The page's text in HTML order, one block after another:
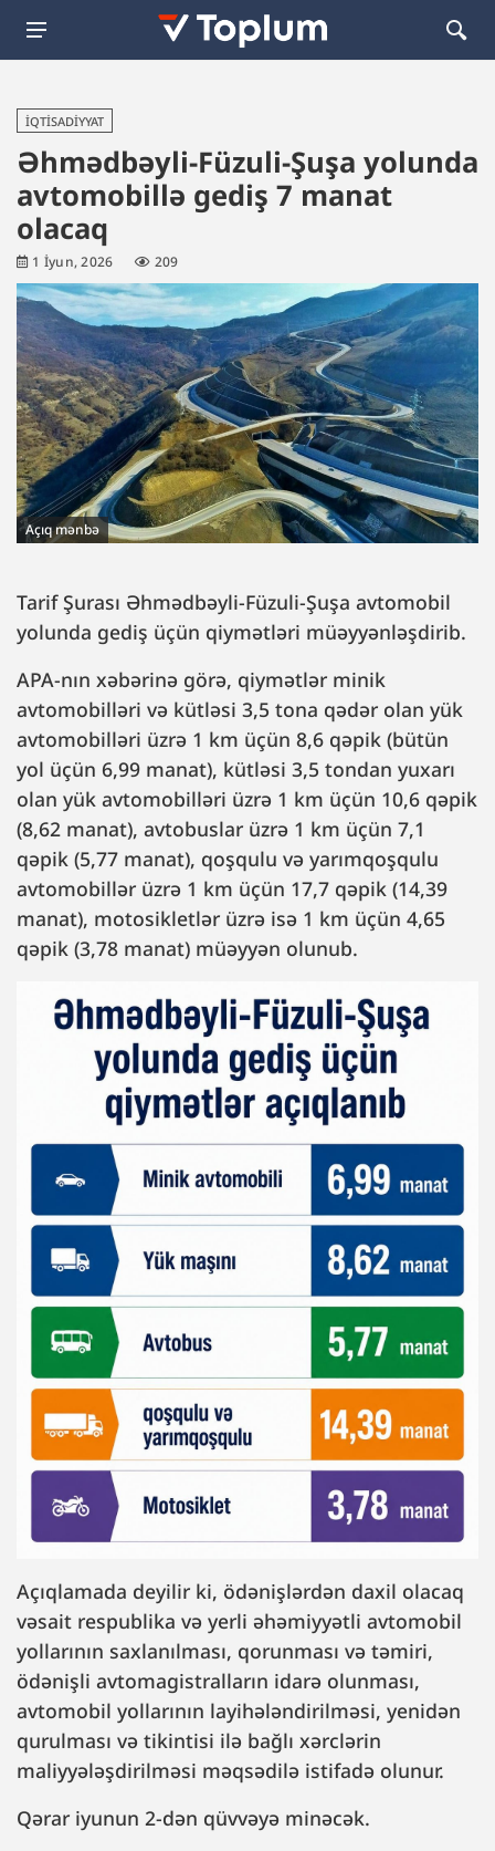
İQTISADIYYAT
Əhmədbəyli-Füzuli-Şuşa yolunda
avtomobillə gediş 7 manat
olacaq
1 İyun, 2026 209
Açıq mənbə
Tarif Şurası Əhmədbəyli-Füzuli-Şuşa avtomobil
yolunda gediş üçün qiymətləri müəyyənləşdirib.
APA-nın xəbərinə görə, qiymətlər minik
avtomobilləri və kütləsi 3,5 tona qədər olan yük
avtomobilləri üzrə 1 km üçün 8,6 qəpik (bütün
yol üçün 6,99 manat), kütləsi 3,5 tondan yuxarı
olan yük avtomobilləri üzrə 1 km üçün 10,6 qəpik
(8,62 manat), avtobuslar üzrə 1 km üçün 7,1
qəpik (5,77 manat), qoşqulu və yarımqoşqulu
avtomobillər üzrə 1 km üçün 17,7 qəpik (14,39
manat), motosikletlər üzrə isə 1 km üçün 4,65
qəpik (3,78 manat) müəyyən olunub.
Açıqlamada deyilir ki, ödənişlərdən daxil olacaq
vəsait respublika və yerli əhəmiyyətli avtomobil
yollarının saxlanılması, qorunması və təmiri,
ödənişli avtomagistralların idarə olunması,
avtomobil yollarının layihələndirilməsi, yenidən
qurulması və tikintisi ilə bağlı xərclərin
maliyyələşdirilməsi məqsədilə istifadə olunur.
Qərar iyunun 2-dən qüvvəyə minəcək.